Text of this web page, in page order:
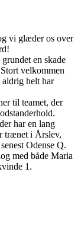
vi glæder os over
en skade
velkommen
helt har
til teamet, der
har en lang
trænet i Årslev,
Odense Q.
med både Maria
1.